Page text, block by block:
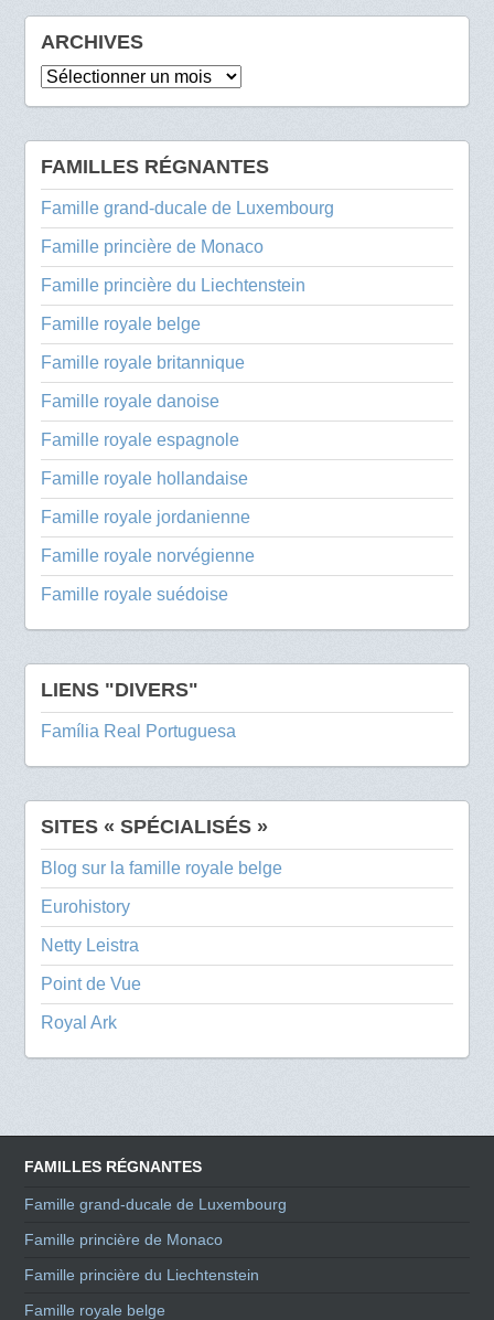
ARCHIVES
Archives
FAMILLES RÉGNANTES
Famille grand-ducale de Luxembourg
Famille princière de Monaco
Famille princière du Liechtenstein
Famille royale belge
Famille royale britannique
Famille royale danoise
Famille royale espagnole
Famille royale hollandaise
Famille royale jordanienne
Famille royale norvégienne
Famille royale suédoise
LIENS "DIVERS"
Família Real Portuguesa
SITES « SPÉCIALISÉS »
Blog sur la famille royale belge
Eurohistory
Netty Leistra
Point de Vue
Royal Ark
FAMILLES RÉGNANTES
Famille grand-ducale de Luxembourg
Famille princière de Monaco
Famille princière du Liechtenstein
Famille royale belge